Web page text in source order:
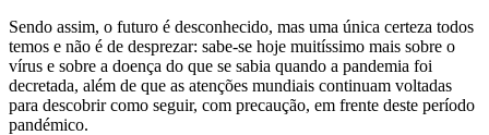
Sendo assim, o futuro é desconhecido, mas uma única certeza todos
temos e não é de desprezar: sabe-se hoje muitíssimo mais sobre o
vírus e sobre a doença do que se sabia quando a pandemia foi
decretada, além de que as atenções mundiais continuam voltadas
para descobrir como seguir, com precaução, em frente deste período
pandémico.